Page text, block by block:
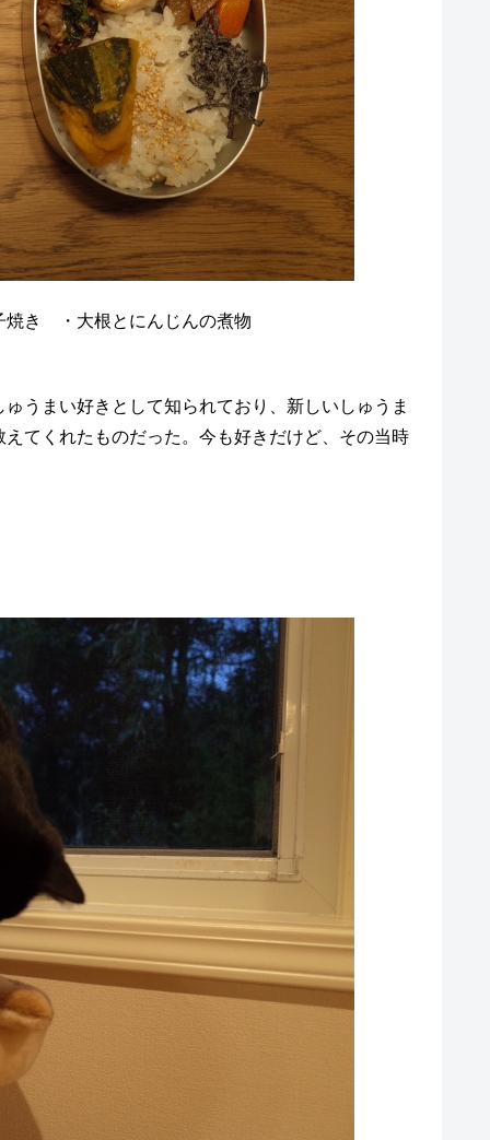
き ・大根とにんじんの煮物
うまい好きとして知られており、新しいしゅうま
てくれたものだった。今も好きだけど、その当時